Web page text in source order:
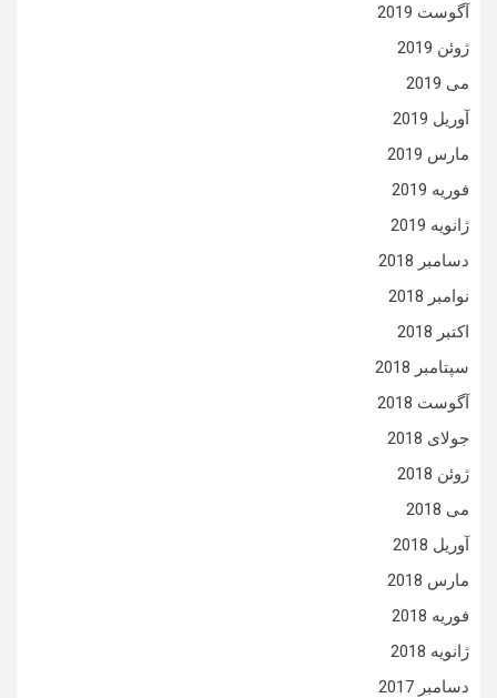
آگوست 2019
ژوئن 2019
می 2019
آوریل 2019
مارس 2019
فوریه 2019
ژانویه 2019
دسامبر 2018
نوامبر 2018
اکتبر 2018
سپتامبر 2018
آگوست 2018
جولای 2018
ژوئن 2018
می 2018
آوریل 2018
مارس 2018
فوریه 2018
ژانویه 2018
دسامبر 2017